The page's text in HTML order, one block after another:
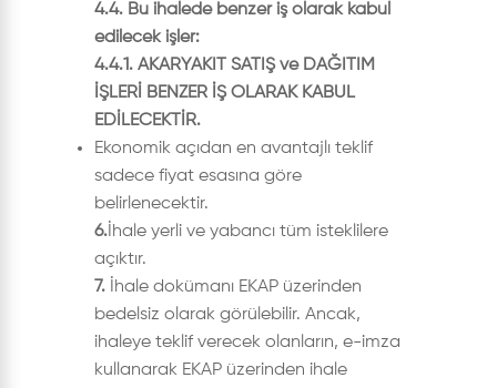
4.4. Bu ihalede benzer iş olarak kabul
edilecek işler:
4.4.1. AKARYAKIT SATIŞ ve DAĞITIM
İŞLERİ BENZER İŞ OLARAK KABUL
EDİLECEKTİR.
Ekonomik açıdan en avantajlı teklif
sadece fiyat esasına göre
belirlenecektir.
6. İhale yerli ve yabancı tüm isteklilere
açıktır.
7. İhale dokümanı EKAP üzerinden
bedelsiz olarak görülebilir. Ancak,
ihaleye teklif verecek olanların, e-imza
kullanarak EKAP üzerinden ihale